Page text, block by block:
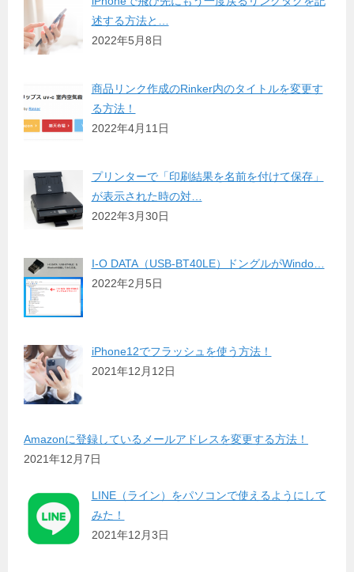
述する方法と…
2022年5月8日
商品リンク作成のRinker内のタイトルを変更す
る方法！
2022年4月11日
プリンターで「印刷結果を名前を付けて保存」
が表示された時の対…
2022年3月30日
I-O DATA（USB-BT40LE）ドングルがWindo…
2022年2月5日
iPhone12でフラッシュを使う方法！
2021年12月12日
Amazonに登録しているメールアドレスを変更する方法！
2021年12月7日
LINE（ライン）をパソコンで使えるようにして
みた！
2021年12月3日